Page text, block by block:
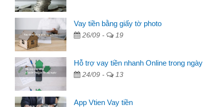
Vay tiền bằng giấy tờ photo
26/09 - 19
Hỗ trợ vay tiền nhanh Online trong ngày
24/09 - 13
App Vtien Vay tiền